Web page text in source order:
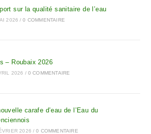
sur la qualité sanitaire de l’eau
2026 / 0 COMMENTAIRE
– Roubaix 2026
2026 / 0 COMMENTAIRE
carafe d’eau de l’Eau du
2026 / 0 COMMENTAIRE